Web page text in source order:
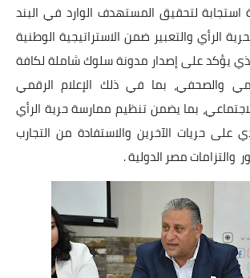
لتحقيق المستهدف الوارد في البند
الرأي والتعبير ضمن الاستراتيجية الوطنية
يؤكد على إصدار مدونة سلوك شاملة لكافة
والصحفي، بما في ذلك الإعلام الرقمي
بما يضمن تنظيم ممارسة حرية الرأي
على حريات الآخرين والاستفادة من التجارب
والتزامات مصر الدولية .